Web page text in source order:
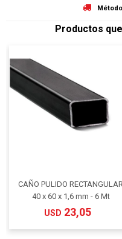
Productos
CAÑO PULIDO RECTANGULAR
40 x 60 x 1,6 mm - 6 Mt
USD 23,05